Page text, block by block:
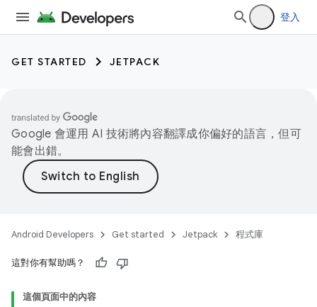
登入
GET STARTED JETPACK
Google 會運用 AI 技術將內容翻譯成你偏好的語言，但可
能會出錯。
Android Developers Get started Jetpack 程式庫
這對你有幫助嗎？
這個頁面中的內容